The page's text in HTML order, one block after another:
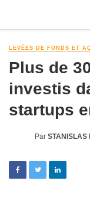
LEVÉES DE FONDS ET
Plus de
investis
startups
Par STANISLAS